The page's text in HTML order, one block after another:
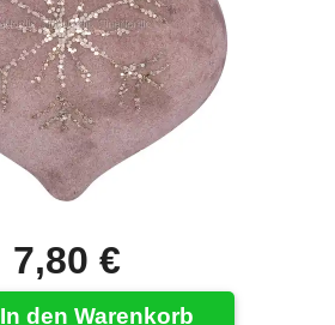
7,80 €
In den Warenkorb